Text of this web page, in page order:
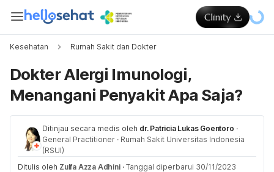
Kesehatan Rumah Sakit dan Dokter
Dokter Alergi Imunologi,
Menangani Penyakit Apa Saja?
Ditinjau secara medis oleh dr. Patricia Lukas Goentoro ·
General Practitioner · Rumah Sakit Universitas Indonesia
(RSUI)
Ditulis oleh Zulfa Azza Adhini · Tanggal diperbarui 30/11/2023